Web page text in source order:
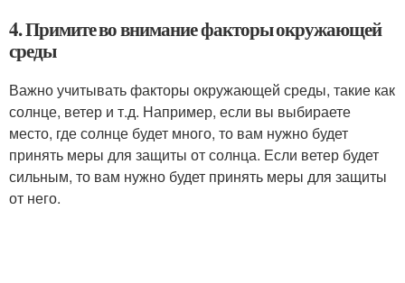
4. Примите во внимание факторы окружающей
среды
Важно учитывать факторы окружающей среды, такие как
солнце, ветер и т.д. Например, если вы выбираете
место, где солнце будет много, то вам нужно будет
принять меры для защиты от солнца. Если ветер будет
сильным, то вам нужно будет принять меры для защиты
от него.